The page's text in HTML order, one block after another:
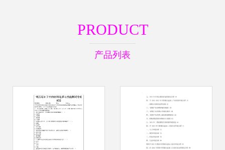
PRODUCT
产品列表